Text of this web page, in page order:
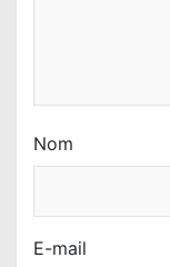
Nom
E-mail